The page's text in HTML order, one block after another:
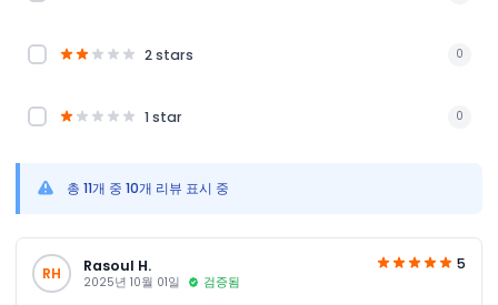
2 stars 0
1 star 0
총 11개 중 10개 리뷰 표시 중
RH Rasoul H.
2025년 10월 01일 검증됨
5